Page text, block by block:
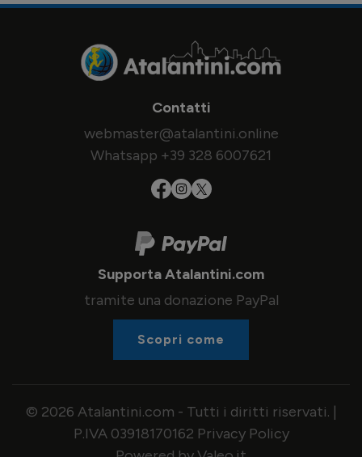
Contatti
webmaster@atalantini.online
Whatsapp +39 328 6007621
Supporta Atalantini.com
tramite una donazione PayPal
Scopri come
© 2026 Atalantini.com - Tutti i diritti riservati. |
P.IVA 03918170162 Privacy Policy